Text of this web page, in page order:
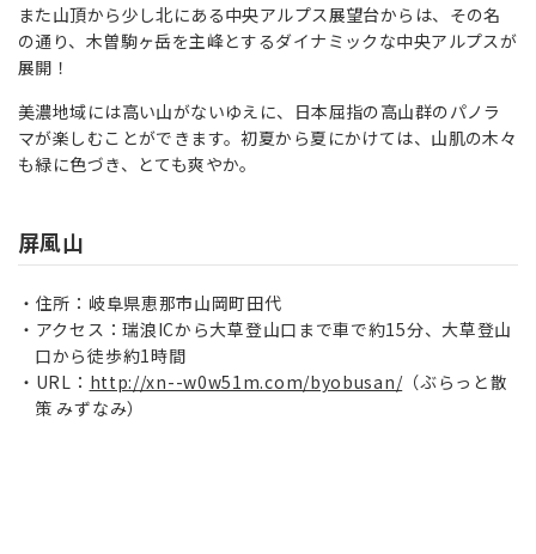
また山頂から少し北にある中央アルプス展望台からは、その名
の通り、木曽駒ヶ岳を主峰とするダイナミックな中央アルプスが
展開！
美濃地域には高い山がないゆえに、日本屈指の高山群のパノラ
マが楽しむことができます。初夏から夏にかけては、山肌の木々
も緑に色づき、とても爽やか。
屏風山
住所：岐阜県恵那市山岡町田代
アクセス：瑞浪ICから大草登山口まで車で約15分、大草登山
口から徒歩約1時間
URL： http://xn--w0w51m.com/byobusan/（ぶらっと散
策 みずなみ）